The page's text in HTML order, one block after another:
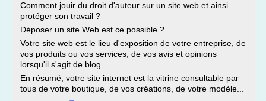
Comment jouir du droit d'auteur sur un site web et ainsi
protéger son travail ?
Déposer un site Web est ce possible ?
Votre site web est le lieu d'exposition de votre entreprise, de
vos produits ou vos services, de vos avis et opinions
lorsqu'il s'agit de blog.
En résumé, votre site internet est la vitrine consultable par
tous de votre boutique, de vos créations, de votre modèle...